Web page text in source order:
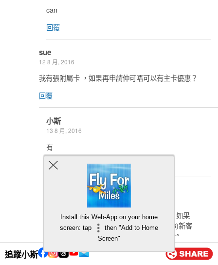
追蹤小斯
can
回覆
sue
12 8 月, 2016
我有張附屬卡 ，如果再申請仲可唔可以有主卡優惠？
回覆
小斯
13 8 月, 2016
有
回覆
24 8 月, 2016
即係我女朋友係用緊我出俾佢張附屬卡，如果
我而家推薦佢主卡，1)推薦人 2)受薦人 3)新客
戶迎新優惠 呢３樣都可以拎齊? Thanks^^
回覆
Install this Web-App on your home
screen: tap
then "Add to Home
Screen"